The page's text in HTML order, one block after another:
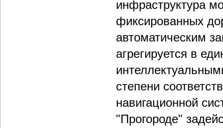
инфраструктура
фиксированных
автоматическим
агрегируется в
степени
навигационной
"Прогороде"